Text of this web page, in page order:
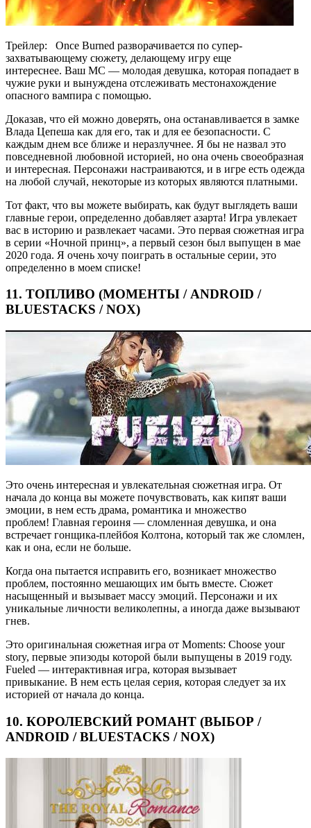
Трейлер: Once Burned разворачивается по супер-
захватывающему сюжету, делающему игру еще
интереснее. Ваш MC — молодая девушка, которая попадает в
чужие руки и вынуждена отслеживать местонахождение
опасного вампира с помощью.
Доказав, что ей можно доверять, она останавливается в замке
Влада Цепеша как для его, так и для ее безопасности. С
каждым днем ​​все ближе и неразлучнее. Я бы не назвал это
повседневной любовной историей, но она очень своеобразная
и интересная. Персонажи настраиваются, и в игре есть одежда
на любой случай, некоторые из которых являются платными.
Тот факт, что вы можете выбирать, как будут выглядеть ваши
главные герои, определенно добавляет азарта! Игра увлекает
вас в историю и развлекает часами. Это первая сюжетная игра
в серии «Ночной принц», а первый сезон был выпущен в мае
2020 года. Я очень хочу поиграть в остальные серии, это
определенно в моем списке!
11. ТОПЛИВО (МОМЕНТЫ / ANDROID /
BLUESTACKS / NOX)
Это очень интересная и увлекательная сюжетная игра. От
начала до конца вы можете почувствовать, как кипят ваши
эмоции, в нем есть драма, романтика и множество
проблем! Главная героиня — сломленная девушка, и она
встречает гонщика-плейбоя Колтона, который так же сломлен,
как и она, если не больше.
Когда она пытается исправить его, возникает множество
проблем, постоянно мешающих им быть вместе. Сюжет
насыщенный и вызывает массу эмоций. Персонажи и их
уникальные личности великолепны, а иногда даже вызывают
гнев.
Это оригинальная сюжетная игра от Moments: Choose your
story, первые эпизоды которой были выпущены в 2019 году.
Fueled — интерактивная игра, которая вызывает
привыкание. В нем есть целая серия, которая следует за их
историей от начала до конца.
10. КОРОЛЕВСКИЙ РОМАНТ (ВЫБОР /
ANDROID / BLUESTACKS / NOX)